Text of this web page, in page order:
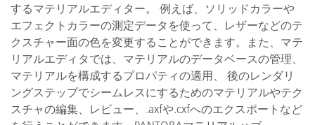
するマテリアルエディター。 例えば、ソリッドカラーや
エフェクトカラーの測定データを使って、レザーなどのテ
クスチャー面の色を変更することができます。また、マテ
リアルエディタでは、マテリアルのデータベースの管理、
マテリアルを構成するプロパティの適用、 後のレンダリ
ングステップでシームレスにするためのマテリアルやテク
スチャの編集、レビュー、.axfや.cxfへのエクスポートなど